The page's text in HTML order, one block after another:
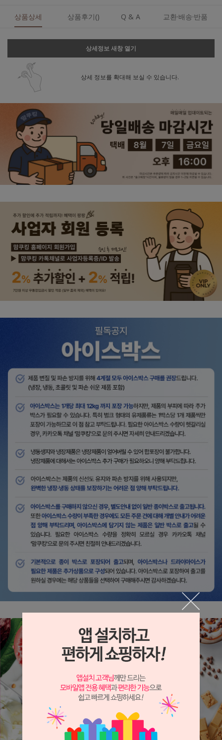
상품상세 상품후기() Q & A 교환·배송·반품
상세정보 새창 열기
상세 정보를 확대해 보실 수 있습니다.